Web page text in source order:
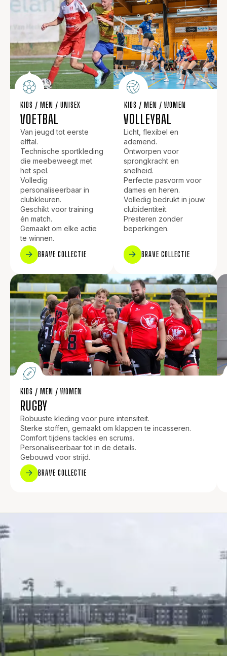
KIDS / MEN / UNISEX
VOETBAL
Van jeugd tot eerste
elftal.
Technische sportkleding
die meebeweegt met
het spel.
Volledig
personaliseerbaar in
clubkleuren.
Geschikt voor training
én match.
Gemaakt om elke actie
te winnen.
BRAVE COLLECTIE
KIDS / MEN / WOMEN
VOLLEYBAL
Licht, flexibel en
ademend.
Ontworpen voor
sprongkracht en
snelheid.
Perfecte pasvorm voor
dames en heren.
Volledig bedrukt in jouw
clubidentiteit.
Presteren zonder
beperkingen.
BRAVE COLLECTIE
KIDS / MEN / WOMEN​
RUGBY
Robuuste kleding voor pure intensiteit.
Sterke stoffen, gemaakt om klappen te incasseren.
Comfort tijdens tackles en scrums.
Personaliseerbaar tot in de details.
Gebouwd voor strijd.
BRAVE COLLECTIE